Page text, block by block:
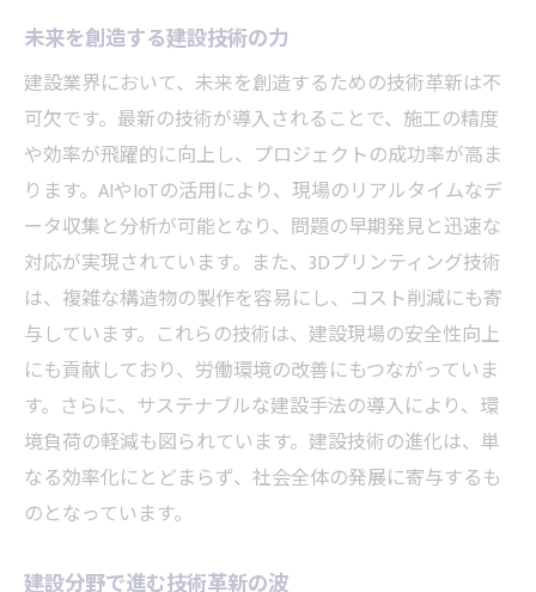
建設の未来を導く新しい展望
建設の未来を切り拓く革新の力
未来を創造する建設技術の力
建設業界において、未来を創造するための技術革新は不
可欠です。最新の技術が導入されることで、施工の精度
や効率が飛躍的に向上し、プロジェクトの成功率が高ま
ります。AIやIoTの活用により、現場のリアルタイムなデ
ータ収集と分析が可能となり、問題の早期発見と迅速な
対応が実現されています。また、3Dプリンティング技術
は、複雑な構造物の製作を容易にし、コスト削減にも寄
与しています。これらの技術は、建設現場の安全性向上
にも貢献しており、労働環境の改善にもつながっていま
す。さらに、サステナブルな建設手法の導入により、環
境負荷の軽減も図られています。建設技術の進化は、単
なる効率化にとどまらず、社会全体の発展に寄与するも
のとなっています。
建設分野で進む技術革新の波